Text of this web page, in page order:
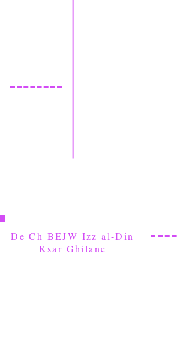
De Ch BEJW Izz al-Din
Ksar Ghilane